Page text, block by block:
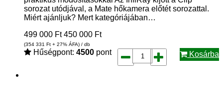
sorozat utódjával, a Mate hőkamera előtét sorozattal.
Miért ajánljuk? Mert kategóriájában…
499 000 Ft 450 000 Ft
(354 331 Ft + 27% ÁFA) / db
Hűségpont: 4500 pont Kosárba